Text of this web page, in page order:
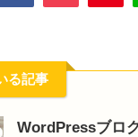
る記事
WordPressブロ